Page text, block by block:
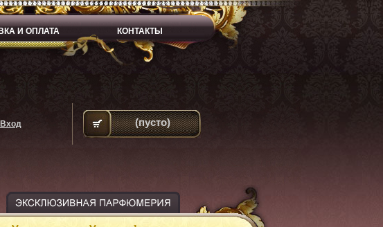
И ОПЛАТА КОНТАКТЫ
Вход
(пусто)